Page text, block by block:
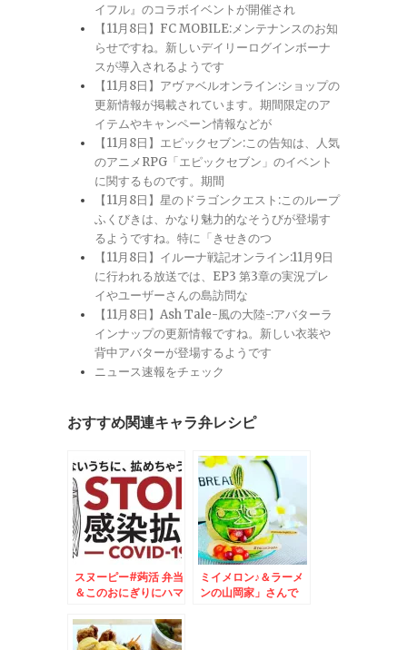
イフル』のコラボイベントが開催され
【11月8日】FC MOBILE:メンテナンスのお知
らせですね。新しいデイリーログインボーナ
スが導入されるようです
【11月8日】アヴァベルオンライン:ショップの
更新情報が掲載されています。期間限定のア
イテムやキャンペーン情報などが
【11月8日】エピックセブン:この告知は、人気
のアニメRPG「エピックセブン」のイベント
に関するものです。期間
【11月8日】星のドラゴンクエスト:このループ
ふくびきは、かなり魅力的なそうびが登場す
るようですね。特に「きせきのつ
【11月8日】イルーナ戦記オンライン:11月9日
に行われる放送では、EP3 第3章の実況プレ
イやユーザーさんの島訪問な
【11月8日】Ash Tale-風の大陸-:アバターラ
インナップの更新情報ですね。新しい衣装や
背中アバターが登場するようです
ニュース速報をチェック
おすすめ関連キャラ弁レシピ
スヌーピー#蒟活 弁当
＆このおにぎりにハマ
飯ずし
ミイメロン♪＆ラーメ
ンの山岡家」さんで